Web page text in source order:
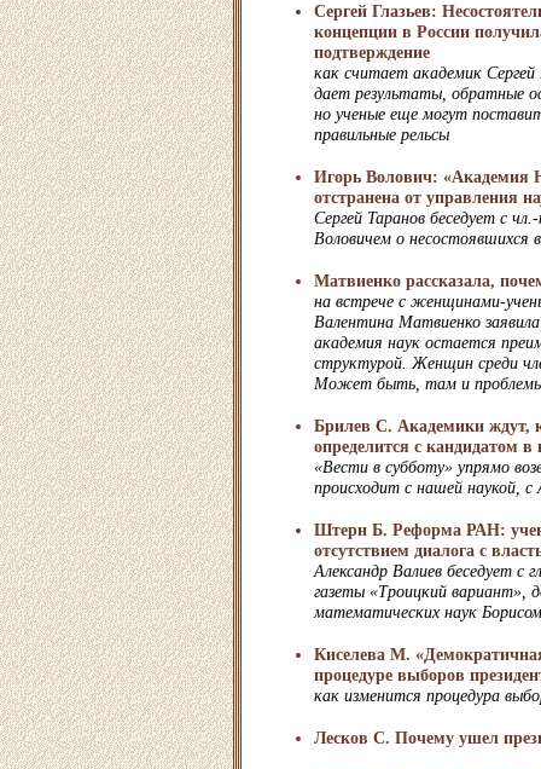
Сергей Глазьев:
концепции в России
подтверждение
как считает академик
дает результаты, обратные
но ученые еще могут
правильные рельсы
Игорь Волович: «Академия
отстранена от управления
Сергей Таранов беседует с
Воловичем о несостоявшихся
Матвиенко рассказала,
на встрече с женщинами-
Валентина Матвиенко
академия наук остается
структурой. Женщин среди
Может быть, там и
Брилев С. Академики ждут,
определится с кандидатом
«Вести в субботу» упрямо
происходит с нашей наукой,
Штерн Б. Реформа РАН:
отсутствием диалога с
Александр Валиев беседует с
газеты «Троицкий вариант»,
математических наук
Киселева М.
процедуре выборов
как изменится процедура
Лесков С. Почему ушел